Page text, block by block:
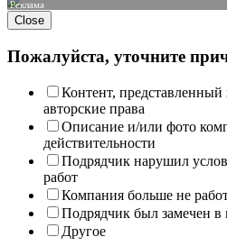
Реклама
Close
Пожалуйста, уточните
Контент,
авторские права
Описание и/или фото
действительности
Подрядчик нарушил
работ
Компания больше не
Подрядчик был замечен в
Другое